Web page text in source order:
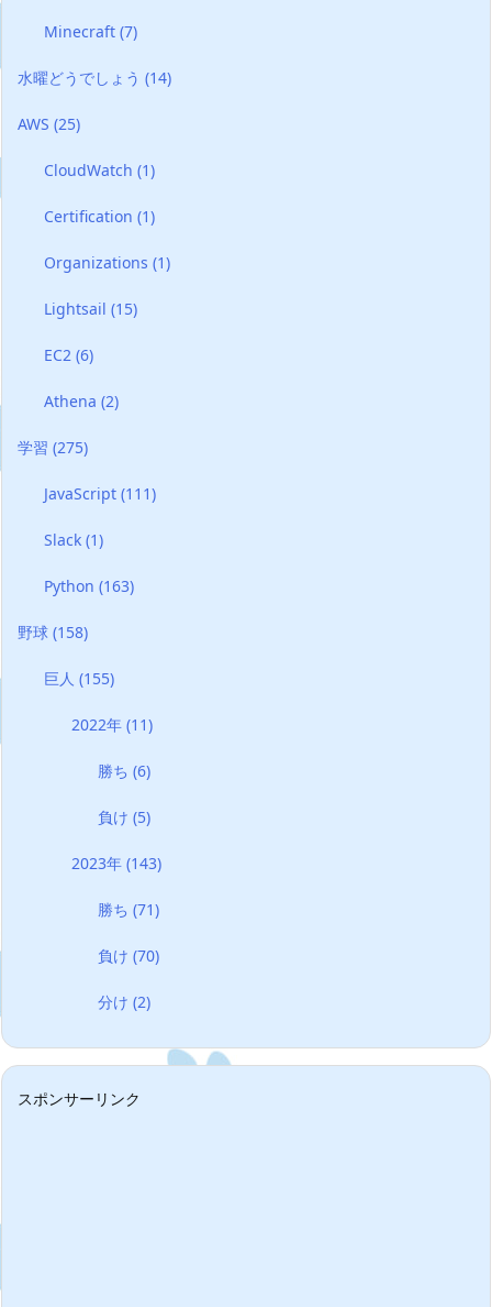
Minecraft(7)
水曜どうでしょう (14)
AWS (25)
CloudWatch(1)
Certification(1)
Organizations(1)
Lightsail(15)
EC2(6)
Athena(2)
学習 (275)
JavaScript(111)
Slack(1)
Python(163)
野球 (158)
巨人(155)
2022年 (11)
勝ち(6)
負け(5)
2023年 (143)
勝ち(71)
負け(70)
分け(2)
スポンサーリンク